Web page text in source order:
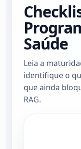
Saúde
Leia a
identifique o
que ainda
RAG.